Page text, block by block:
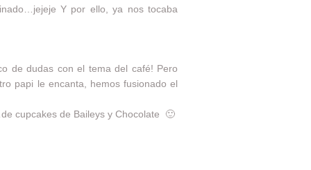
Y por ello, ya nos tocaba
de dudas con el tema del café! Pero
papi le encanta, hemos fusionado el
cupcakes de Baileys y Chocolate 🙂